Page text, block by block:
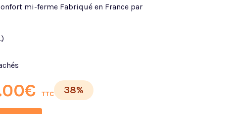
mi-ferme Fabriqué en France par
€ TTC 38%